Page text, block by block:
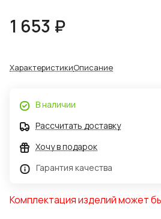
1 653 ₽
ХарактеристикиОписание
В наличии
Рассчитать доставку
Хочу в подарок
Гарантия качества
Комплектация изделий может